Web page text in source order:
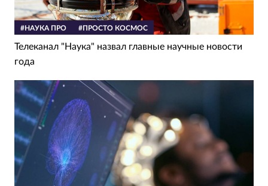
#НАУКА ПРО #ПРОСТО КОСМОС
Телеканал "Наука" назвал главные научные новости
года